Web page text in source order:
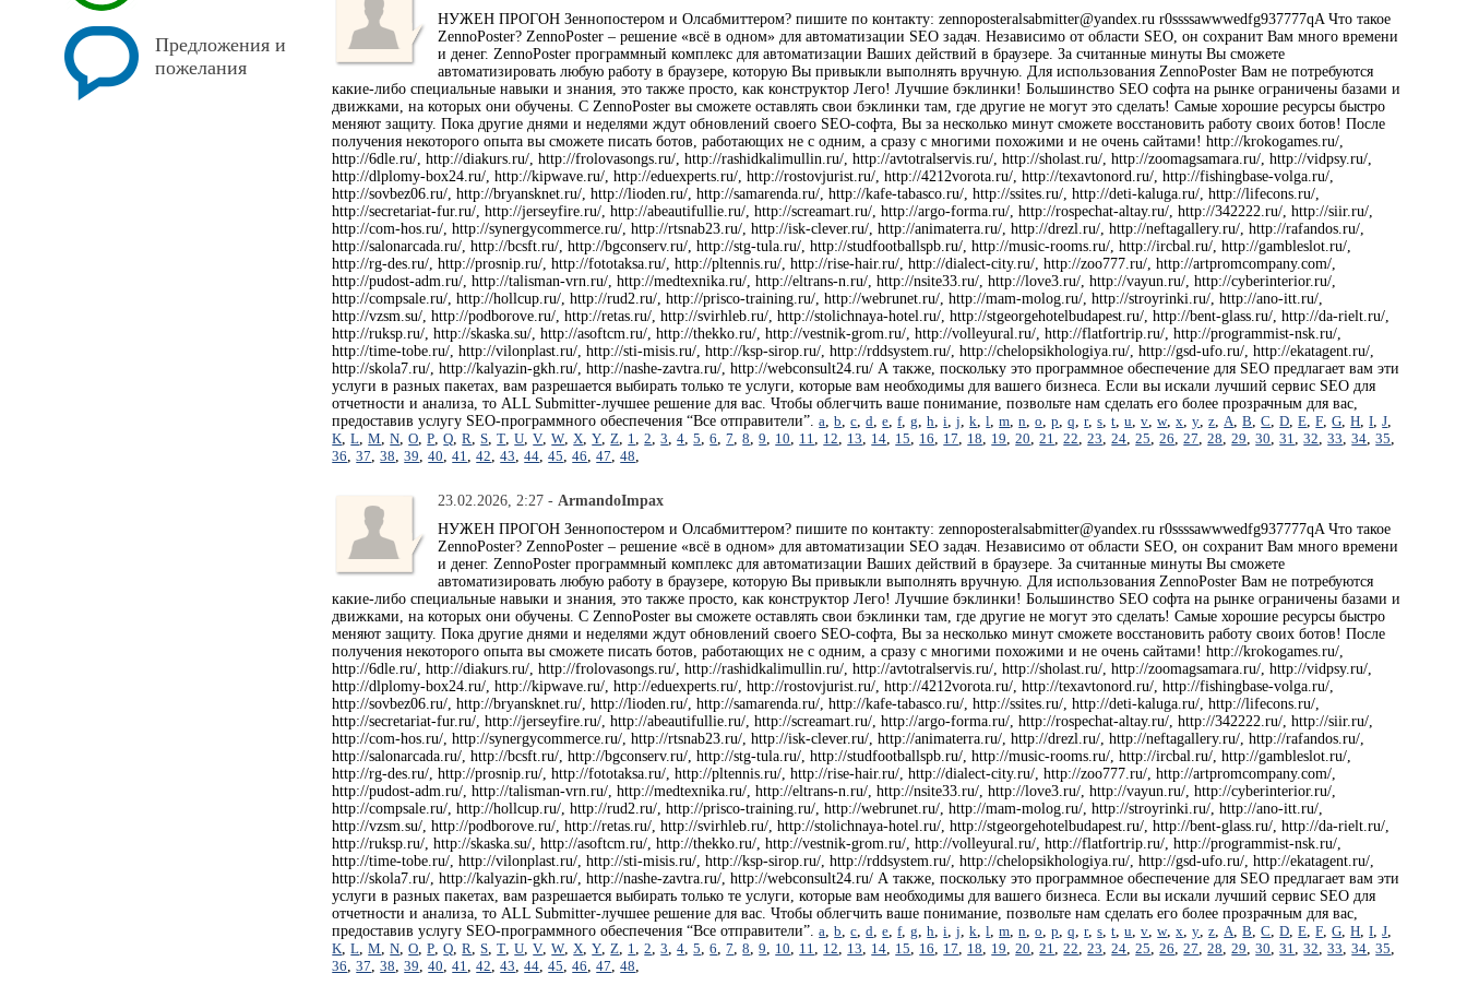
Предложения и
пожелания
НУЖЕН ПРОГОН Зеннопостером и Олсабмиттером? пишите по контакту: zennoposteralsabmitter@yandex.ru r0ssssawwwedfg937777qA Что такое
ZennoPoster? ZennoPoster – решение «всё в одном» для автоматизации SEO задач. Независимо от области SEO, он сохранит Вам много времени
и денег. ZennoPoster программный комплекс для автоматизации Ваших действий в браузере. За считанные минуты Вы сможете
автоматизировать любую работу в браузере, которую Вы привыкли выполнять вручную. Для использования ZennoPoster Вам не потребуются
какие-либо специальные навыки и знания, это также просто, как конструктор Лего! Лучшие бэклинки! Большинство SEO софта на рынке ограничены базами и
движками, на которых они обучены. С ZennoPoster вы сможете оставлять свои бэклинки там, где другие не могут это сделать! Самые хорошие ресурсы быстро
меняют защиту. Пока другие днями и неделями ждут обновлений своего SEO-софта, Вы за несколько минут сможете восстановить работу своих ботов! После
получения некоторого опыта вы сможете писать ботов, работающих не с одним, а сразу с многими похожими и не очень сайтами! http://krokogames.ru/,
http://6dle.ru/, http://diakurs.ru/, http://frolovasongs.ru/, http://rashidkalimullin.ru/, http://avtotralservis.ru/, http://sholast.ru/, http://zoomagsamara.ru/, http://vidpsy.ru/,
http://dlplomy-box24.ru/, http://kipwave.ru/, http://eduexperts.ru/, http://rostovjurist.ru/, http://4212vorota.ru/, http://texavtonord.ru/, http://fishingbase-volga.ru/,
http://sovbez06.ru/, http://bryansknet.ru/, http://lioden.ru/, http://samarenda.ru/, http://kafe-tabasco.ru/, http://ssites.ru/, http://deti-kaluga.ru/, http://lifecons.ru/,
http://secretariat-fur.ru/, http://jerseyfire.ru/, http://abeautifullie.ru/, http://screamart.ru/, http://argo-forma.ru/, http://rospechat-altay.ru/, http://342222.ru/, http://siir.ru/,
http://com-hos.ru/, http://synergycommerce.ru/, http://rtsnab23.ru/, http://isk-clever.ru/, http://animaterra.ru/, http://drezl.ru/, http://neftagallery.ru/, http://rafandos.ru/,
http://salonarcada.ru/, http://bcsft.ru/, http://bgconserv.ru/, http://stg-tula.ru/, http://studfootballspb.ru/, http://music-rooms.ru/, http://ircbal.ru/, http://gambleslot.ru/,
http://rg-des.ru/, http://prosnip.ru/, http://fototaksa.ru/, http://pltennis.ru/, http://rise-hair.ru/, http://dialect-city.ru/, http://zoo777.ru/, http://artpromcompany.com/,
http://pudost-adm.ru/, http://talisman-vrn.ru/, http://medtexnika.ru/, http://eltrans-n.ru/, http://nsite33.ru/, http://love3.ru/, http://vayun.ru/, http://cyberinterior.ru/,
http://compsale.ru/, http://hollcup.ru/, http://rud2.ru/, http://prisco-training.ru/, http://webrunet.ru/, http://mam-molog.ru/, http://stroyrinki.ru/, http://ano-itt.ru/,
http://vzsm.su/, http://podborove.ru/, http://retas.ru/, http://svirhleb.ru/, http://stolichnaya-hotel.ru/, http://stgeorgehotelbudapest.ru/, http://bent-glass.ru/, http://da-rielt.ru/,
http://ruksp.ru/, http://skaska.su/, http://asoftcm.ru/, http://thekko.ru/, http://vestnik-grom.ru/, http://volleyural.ru/, http://flatfortrip.ru/, http://programmist-nsk.ru/,
http://time-tobe.ru/, http://vilonplast.ru/, http://sti-misis.ru/, http://ksp-sirop.ru/, http://rddsystem.ru/, http://chelopsikhologiya.ru/, http://gsd-ufo.ru/, http://ekatagent.ru/,
http://skola7.ru/, http://kalyazin-gkh.ru/, http://nashe-zavtra.ru/, http://webconsult24.ru/ А также, поскольку это программное обеспечение для SEO предлагает вам эти
услуги в разных пакетах, вам разрешается выбирать только те услуги, которые вам необходимы для вашего бизнеса. Если вы искали лучший сервис SEO для
отчетности и анализа, то ALL Submitter-лучшее решение для вас. Чтобы облегчить ваше понимание, позвольте нам сделать его более прозрачным для вас,
предоставив услугу SEO-программного обеспечения “Все отправители”.a,b,c,d,e,f,g,h,i,j,k,l,m,n,o,p,q,r,s,t,u,v,w,x,y,z,A,B,C,D,E,F,G,H,I,J,
K,L,M,N,O,P,Q,R,S,T,U,V,W,X,Y,Z, 1,2,3,4,5,6,7,8,9, 10, 11, 12, 13, 14, 15, 16, 17, 18, 19,20,21,22,23,24,25,26,27,28,29,30,31,32,33,34,35,
36,37,38,39,40,41,42,43,44,45,46,47,48,
23.02.2026, 2:27 -ArmandoImpax
НУЖЕН ПРОГОН Зеннопостером и Олсабмиттером? пишите по контакту: zennoposteralsabmitter@yandex.ru r0ssssawwwedfg937777qA Что такое
ZennoPoster? ZennoPoster – решение «всё в одном» для автоматизации SEO задач. Независимо от области SEO, он сохранит Вам много времени
и денег. ZennoPoster программный комплекс для автоматизации Ваших действий в браузере. За считанные минуты Вы сможете
автоматизировать любую работу в браузере, которую Вы привыкли выполнять вручную. Для использования ZennoPoster Вам не потребуются
какие-либо специальные навыки и знания, это также просто, как конструктор Лего! Лучшие бэклинки! Большинство SEO софта на рынке ограничены базами и
движками, на которых они обучены. С ZennoPoster вы сможете оставлять свои бэклинки там, где другие не могут это сделать! Самые хорошие ресурсы быстро
меняют защиту. Пока другие днями и неделями ждут обновлений своего SEO-софта, Вы за несколько минут сможете восстановить работу своих ботов! После
получения некоторого опыта вы сможете писать ботов, работающих не с одним, а сразу с многими похожими и не очень сайтами! http://krokogames.ru/,
http://6dle.ru/, http://diakurs.ru/, http://frolovasongs.ru/, http://rashidkalimullin.ru/, http://avtotralservis.ru/, http://sholast.ru/, http://zoomagsamara.ru/, http://vidpsy.ru/,
http://dlplomy-box24.ru/, http://kipwave.ru/, http://eduexperts.ru/, http://rostovjurist.ru/, http://4212vorota.ru/, http://texavtonord.ru/, http://fishingbase-volga.ru/,
http://sovbez06.ru/, http://bryansknet.ru/, http://lioden.ru/, http://samarenda.ru/, http://kafe-tabasco.ru/, http://ssites.ru/, http://deti-kaluga.ru/, http://lifecons.ru/,
http://secretariat-fur.ru/, http://jerseyfire.ru/, http://abeautifullie.ru/, http://screamart.ru/, http://argo-forma.ru/, http://rospechat-altay.ru/, http://342222.ru/, http://siir.ru/,
http://com-hos.ru/, http://synergycommerce.ru/, http://rtsnab23.ru/, http://isk-clever.ru/, http://animaterra.ru/, http://drezl.ru/, http://neftagallery.ru/, http://rafandos.ru/,
http://salonarcada.ru/, http://bcsft.ru/, http://bgconserv.ru/, http://stg-tula.ru/, http://studfootballspb.ru/, http://music-rooms.ru/, http://ircbal.ru/, http://gambleslot.ru/,
http://rg-des.ru/, http://prosnip.ru/, http://fototaksa.ru/, http://pltennis.ru/, http://rise-hair.ru/, http://dialect-city.ru/, http://zoo777.ru/, http://artpromcompany.com/,
http://pudost-adm.ru/, http://talisman-vrn.ru/, http://medtexnika.ru/, http://eltrans-n.ru/, http://nsite33.ru/, http://love3.ru/, http://vayun.ru/, http://cyberinterior.ru/,
http://compsale.ru/, http://hollcup.ru/, http://rud2.ru/, http://prisco-training.ru/, http://webrunet.ru/, http://mam-molog.ru/, http://stroyrinki.ru/, http://ano-itt.ru/,
http://vzsm.su/, http://podborove.ru/, http://retas.ru/, http://svirhleb.ru/, http://stolichnaya-hotel.ru/, http://stgeorgehotelbudapest.ru/, http://bent-glass.ru/, http://da-rielt.ru/,
http://ruksp.ru/, http://skaska.su/, http://asoftcm.ru/, http://thekko.ru/, http://vestnik-grom.ru/, http://volleyural.ru/, http://flatfortrip.ru/, http://programmist-nsk.ru/,
http://time-tobe.ru/, http://vilonplast.ru/, http://sti-misis.ru/, http://ksp-sirop.ru/, http://rddsystem.ru/, http://chelopsikhologiya.ru/, http://gsd-ufo.ru/, http://ekatagent.ru/,
http://skola7.ru/, http://kalyazin-gkh.ru/, http://nashe-zavtra.ru/, http://webconsult24.ru/ А также, поскольку это программное обеспечение для SEO предлагает вам эти
услуги в разных пакетах, вам разрешается выбирать только те услуги, которые вам необходимы для вашего бизнеса. Если вы искали лучший сервис SEO для
отчетности и анализа, то ALL Submitter-лучшее решение для вас. Чтобы облегчить ваше понимание, позвольте нам сделать его более прозрачным для вас,
предоставив услугу SEO-программного обеспечения “Все отправители”.a,b,c,d,e,f,g,h,i,j,k,l,m,n,o,p,q,r,s,t,u,v,w,x,y,z,A,B,C,D,E,F,G,H,I,J,
K,L,M,N,O,P,Q,R,S,T,U,V,W,X,Y,Z, 1,2,3,4,5,6,7,8,9, 10, 11, 12, 13, 14, 15, 16, 17, 18, 19,20,21,22,23,24,25,26,27,28,29,30,31,32,33,34,35,
36,37,38,39,40,41,42,43,44,45,46,47,48,